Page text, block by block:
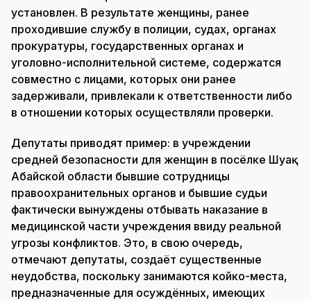
установлен. В результате женщины, ранее
проходившие службу в полиции, судах, органах
прокуратуры, государственных органах и
уголовно-исполнительной системе, содержатся
совместно с лицами, которых они ранее
задерживали, привлекали к ответственности либо
в отношении которых осуществляли проверки.
Депутаты приводят пример: в учреждении
средней безопасности для женщин в посёлке Шуақ
Абайской области бывшие сотрудницы
правоохранительных органов и бывшие судьи
фактически вынуждены отбывать наказание в
медицинской части учреждения ввиду реальной
угрозы конфликтов. Это, в свою очередь,
отмечают депутаты, создаёт существенные
неудобства, поскольку занимаются койко-места,
предназначенные для осуждённых, имеющих